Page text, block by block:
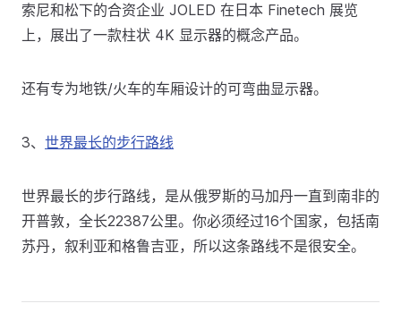
索尼和松下的合资企业 JOLED 在日本 Finetech 展览
上，展出了一款柱状 4K 显示器的概念产品。
还有专为地铁/火车的车厢设计的可弯曲显示器。
3、 世界最长的步行路线
世界最长的步行路线，是从俄罗斯的马加丹一直到南非的
开普敦，全长22387公里。你必须经过16个国家，包括南
苏丹，叙利亚和格鲁吉亚，所以这条路线不是很安全。